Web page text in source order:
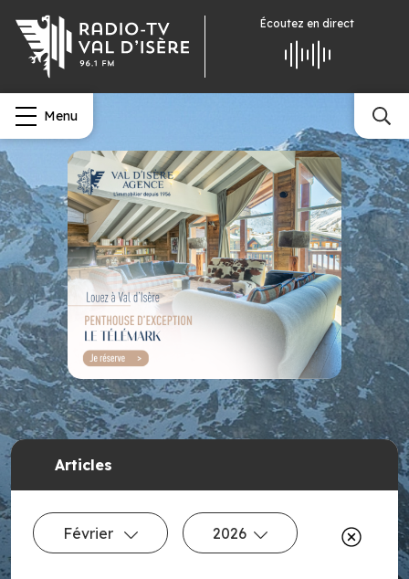
Écoutez en direct
Menu
Articles
Février 2026